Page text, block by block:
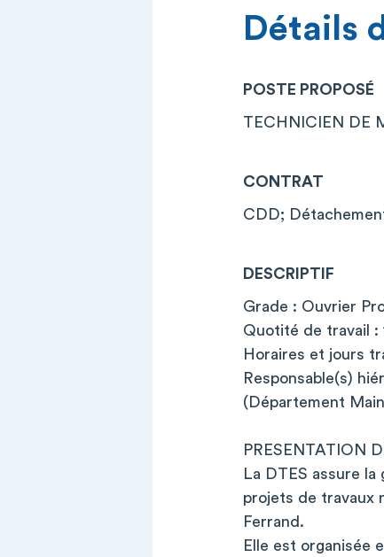
Détails
POSTE PROPOSÉ
TECHNICIEN DE
CONTRAT
CDD;
DESCRIPTIF
Grade : Ouvrier
Quotité de travail :
Horaires et jours
Responsable(s)
(Département
PRESENTATION
La DTES assure
projets de travaux
Ferrand.
Elle est organisée